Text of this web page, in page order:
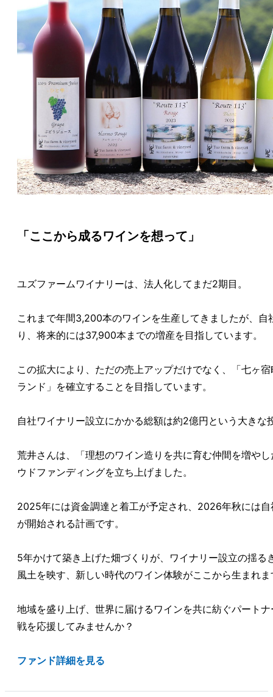
「ここから成るワインを想って」
ユズファームワイナリーは、法人化してまだ2期目。
これまで年間3,200本のワインを生産してきましたが、自
り、将来的には37,900本までの増産を目指しています。
この拡大により、ただの売上アップだけでなく、「七ヶ
ランド」を確立することを目指しています。
自社ワイナリー設立にかかる総額は約2億円という大きな
荒井さんは、「理想のワイン造りを共に育む仲間を増や
ウドファンディングを立ち上げました。
2025年には資金調達と着工が予定され、2026年秋には
が開始される計画です。
5年かけて築き上げた畑づくりが、ワイナリー設立の揺る
風土を映す、新しい時代のワイン体験がここから生まれま
地域を盛り上げ、世界に届けるワインを共に紡ぐパート
戦を応援してみませんか？
ファンド詳細を見る